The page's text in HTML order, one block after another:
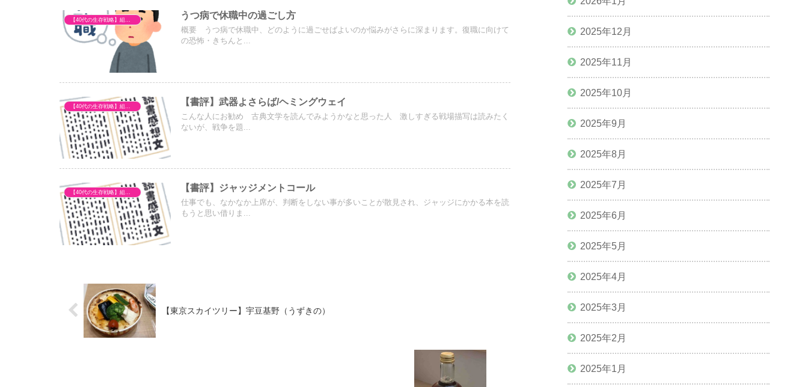
うつ病で休職中の過ごし方
概要 うつ病で休職中、どのように過ごせばよいのか悩みがさらに深まります。復職に向けて
の恐怖・きちんと...
【書評】武器よさらば/ヘミングウェイ
こんな人にお勧め 古典文学を読んでみようかなと思った人 激しすぎる戦場描写は読みたく
ないが、戦争を題...
【40代の生存戦略】組織の不条理とキャリア再構築 【書評】ジャッジメントコール
仕事でも、なかなか上席が、判断をしない事が多いことが散見され、ジャッジにかかる本を読
もうと思い借りま...
【東京スカイツリー】宇豆基野（うずきの）
2025年12月
2025年11月
2025年10月
2025年9月
2025年8月
2025年7月
2025年6月
2025年5月
2025年4月
2025年3月
2025年2月
2025年1月